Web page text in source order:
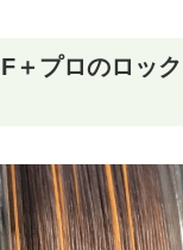
＋プロのロッ